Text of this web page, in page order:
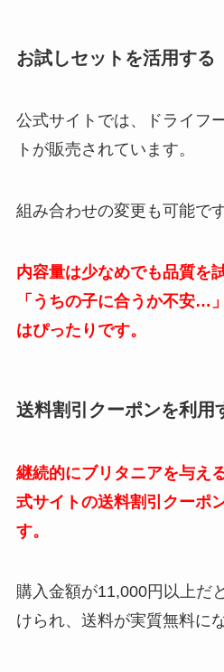
お試しセットを活用する
公式サイトでは、ドライフ
トが販売されています。
組み合わせの変更も可能です
内容量は少なめでも品質を
「うちの子に合うか不安…
はぴったりです。
送料割引クーポンを利用
継続的にブリタニアを与え
式サイトの送料割引クーポ
す。
購入金額が11,000円以上だと
けられ、送料が実質無料に